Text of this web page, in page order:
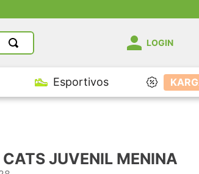
LOGIN
Esportivos
JUVENIL MENINA